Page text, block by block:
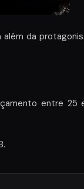
além da
entre 25